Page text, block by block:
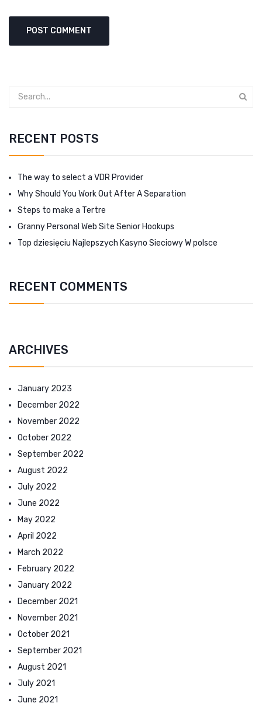
RECENT POSTS
The way to select a VDR Provider
Why Should You Work Out After A Separation
Steps to make a Tertre
Granny Personal Web Site Senior Hookups
Top dziesięciu Najlepszych Kasyno Sieciowy W polsce
RECENT COMMENTS
ARCHIVES
January 2023
December 2022
November 2022
October 2022
September 2022
August 2022
July 2022
June 2022
May 2022
April 2022
March 2022
February 2022
January 2022
December 2021
November 2021
October 2021
September 2021
August 2021
July 2021
June 2021